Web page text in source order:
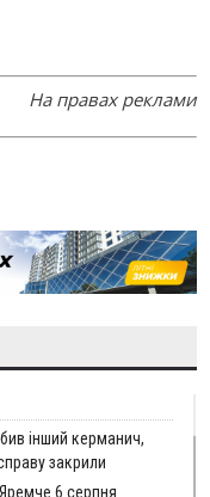
На правах реклами
інший керманич,
закрили
6 серпня